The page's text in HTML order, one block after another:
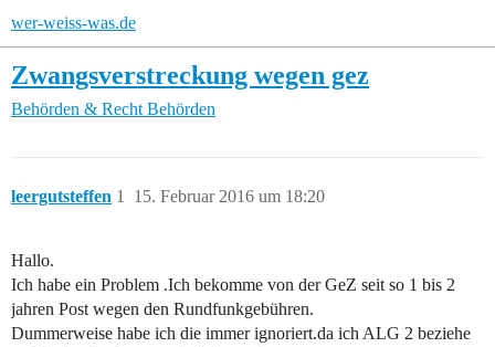
wer-weiss-was.de
Zwangsverstreckung wegen gez
Behörden & Recht Behörden
leergutsteffen 15. Februar 2016 um 18:20
1
Hallo.
Ich habe ein Problem .Ich bekomme von der GeZ seit so 1 bis 2
jahren Post wegen den Rundfunkgebühren.
Dummerweise habe ich die immer ignoriert.da ich ALG 2 beziehe